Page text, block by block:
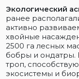
Экологический
ранее
активно
хвойные
2500 га лесных
бобры и ондатры.
троп,
экосистемы и